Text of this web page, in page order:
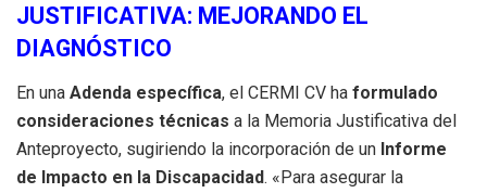
JUSTIFICATIVA: MEJORANDO EL
DIAGNÓSTICO
En una Adenda específica, el CERMI CV ha formulado
consideraciones técnicas a la Memoria Justificativa del
Anteproyecto, sugiriendo la incorporación de un Informe
de Impacto en la Discapacidad. «Para asegurar la